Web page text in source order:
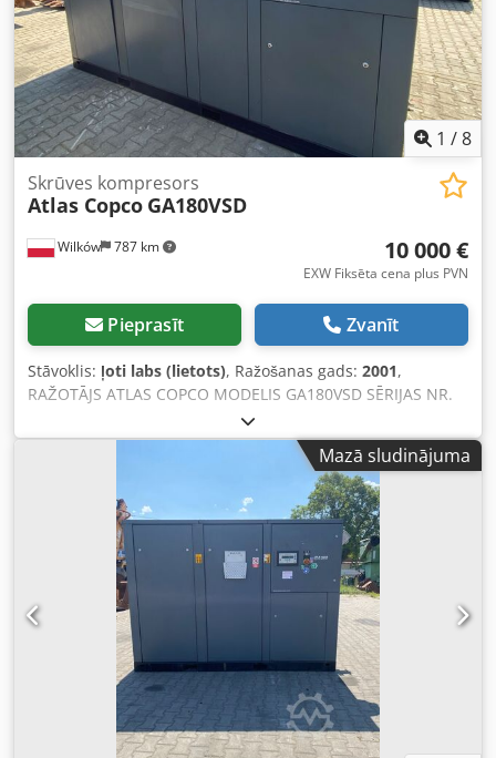
1 /8
Wilków 787 km
Skrūves kompresors
Atlas Copco GA180VSD
10 000 €
EXW Fiksēta cena plus PVN
Pieprasīt Zvanīt
Stāvoklis: ļoti labs (lietots), Ražošanas gads: 2001,
RAŽOTĀJS ATLAS COPCO MODELIS GA180VSD SĒRIJAS NR.
AIF072891 RAŽOŠANAS GADS 2001 Dedpfozq An Njx
Akmjkr JAUDA (kW) 181 RAŽĪBA (m3/min) PIEDZIŅAS
SPIEDIENS (bar) 12.50 DARBA LAIKS (STUNDAS/KOPĒJAIS)
85719 FREKVENČU PĀRVEIDOTĀJS jā IEBŪVĒTS ŽĶĪVĒTĀJS
nē SILUMMAIŅATĀJS nē DZESĒŠANA (GAISA/ŪDENS) gaiss
UZ UZGLABĀTĀJAS nē DOKUMENTĀCIJA nē PIEVIENOJUMS 2
1/2 JAUNS/LIETOTS LIETOTS
Mazā sludinājuma